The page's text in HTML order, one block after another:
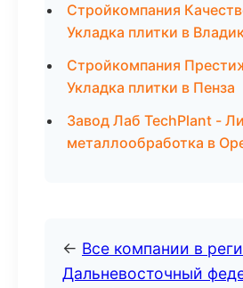
Стройкомпания
Укладка плитки в
Стройкомпания
Укладка плитки в Пенза
Завод Лаб TechPlant -
металлообработка в
← Все компании в
Дальневосточный